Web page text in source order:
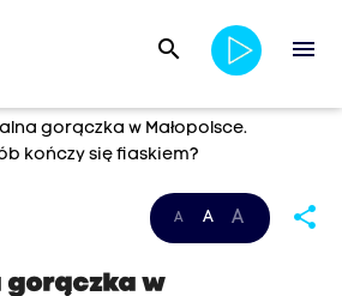
search menu
gorączka w Małopolsce.
kończy się fiaskiem?
A A A share
gorączka w